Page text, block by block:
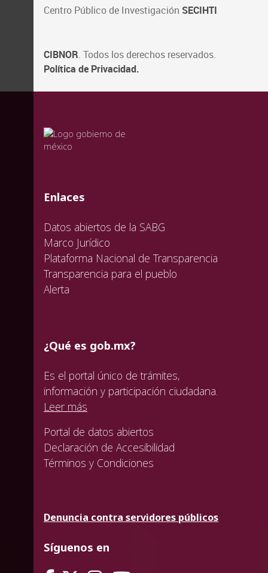
Centro Público de Investigación SECIHTI
CIBNOR. Todos los derechos reservados.
Política de Privacidad.
valida
valida
valida
Enlaces
Datos abiertos de la SABG
Marco Jurídico
Plataforma Nacional de Transparencia
Transparencia para el pueblo
Alerta
¿Qué es gob.mx?
Es el portal único de trámites,
información y participación ciudadana.
Leer más
Portal de datos abiertos
Declaración de Accesibilidad
Términos y Condiciones
Denuncia contra servidores públicos
Síguenos en